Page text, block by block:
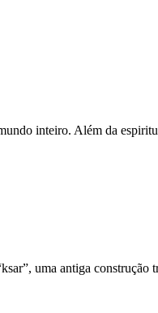
inteiro. Além da
uma antiga construção